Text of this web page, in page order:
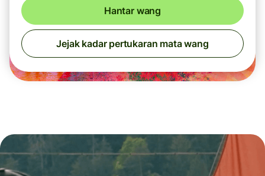
Hantar wang
Jejak kadar pertukaran mata wang